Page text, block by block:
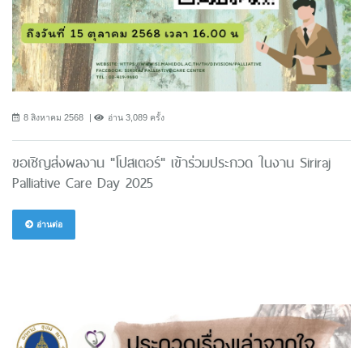
8 สิงหาคม 2568 อ่าน 3,089 ครั้ง
ขอเชิญส่งผลงาน "โปสเตอร์" เข้าร่วมประกวด ในงาน Siriraj
Palliative Care Day 2025
อ่านต่อ